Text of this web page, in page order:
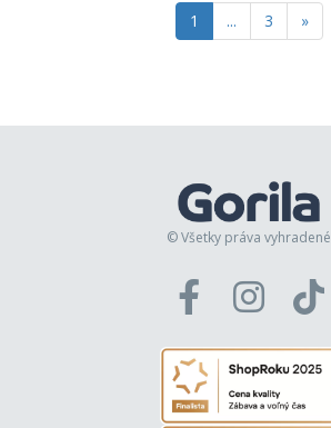
1 ... 3 »
© Všetky práva vyhradené